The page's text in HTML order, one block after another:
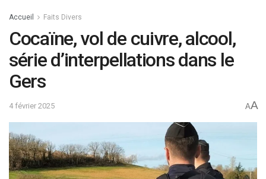
Accueil Faits Divers
Cocaïne, vol de cuivre, alcool,
série d’interpellations dans le
Gers
4 février 2025 AA